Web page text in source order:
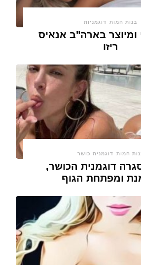
בנות חמות דוגמניות
ומיוצר בארה"ב אנאיס
ריזו
חמות דוגמנית כושר
דוגמנית הכושר,
ומפתחת הגוף